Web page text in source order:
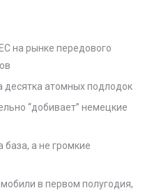
на рынке передового
десятка атомных подлодок
“добивает” немецкие
база, а не громкие
в первом полугодия,